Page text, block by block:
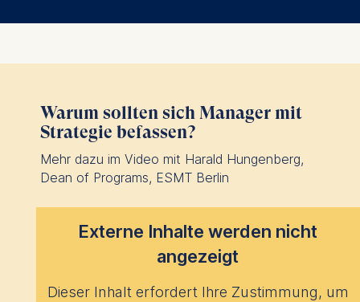
Externe Inhalte werden nicht
angezeigt
Dieser Inhalt erfordert Ihre Zustimmung, um
Warum sollten sich Manager mit
Strategie befassen?
Mehr dazu im Video mit Harald Hungenberg,
Dean of Programs, ESMT Berlin